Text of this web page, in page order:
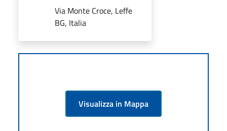
Via Monte Croce, Leffe
BG, Italia
Visualizza in Mappa